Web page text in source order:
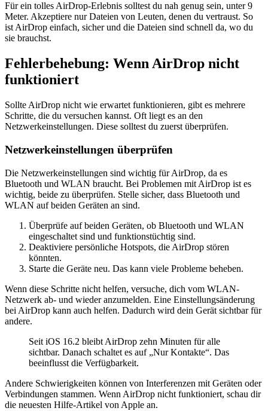
Für ein tolles AirDrop-Erlebnis solltest du nah genug sein, unter 9
Meter. Akzeptiere nur Dateien von Leuten, denen du vertraust. So
ist AirDrop einfach, sicher und die Dateien sind schnell da, wo du
sie brauchst.
Fehlerbehebung: Wenn AirDrop nicht
funktioniert
Sollte AirDrop nicht wie erwartet funktionieren, gibt es mehrere
Schritte, die du versuchen kannst. Oft liegt es an den
Netzwerkeinstellungen. Diese solltest du zuerst überprüfen.
Netzwerkeinstellungen überprüfen
Die Netzwerkeinstellungen sind wichtig für AirDrop, da es
Bluetooth und WLAN braucht. Bei Problemen mit AirDrop ist es
wichtig, beide zu überprüfen. Stelle sicher, dass Bluetooth und
WLAN auf beiden Geräten an sind.
Überprüfe auf beiden Geräten, ob Bluetooth und WLAN
eingeschaltet sind und funktionstüchtig sind.
Deaktiviere persönliche Hotspots, die AirDrop stören
könnten.
Starte die Geräte neu. Das kann viele Probleme beheben.
Wenn diese Schritte nicht helfen, versuche, dich vom WLAN-
Netzwerk ab- und wieder anzumelden. Eine Einstellungsänderung
bei AirDrop kann auch helfen. Dadurch wird dein Gerät sichtbar für
andere.
Seit iOS 16.2 bleibt AirDrop zehn Minuten für alle
sichtbar. Danach schaltet es auf „Nur Kontakte“. Das
beeinflusst die Verfügbarkeit.
Andere Schwierigkeiten können von Interferenzen mit Geräten oder
Verbindungen stammen. Wenn AirDrop nicht funktioniert, schau dir
die neuesten Hilfe-Artikel von Apple an.